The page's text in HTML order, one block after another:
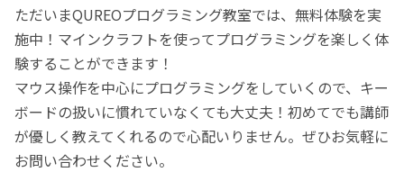
ただいまQUREOプログラミング教室では、無料体験を実
施中！マインクラフトを使ってプログラミングを楽しく体
験することができます！
マウス操作を中心にプログラミングをしていくので、キー
ボードの扱いに慣れていなくても大丈夫！初めてでも講師
が優しく教えてくれるので心配いりません。ぜひお気軽に
お問い合わせください。